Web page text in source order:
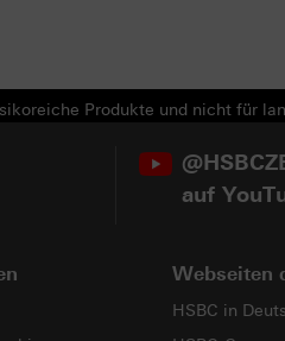
Produkte und nicht für
auf
Webseiten
HSBC in